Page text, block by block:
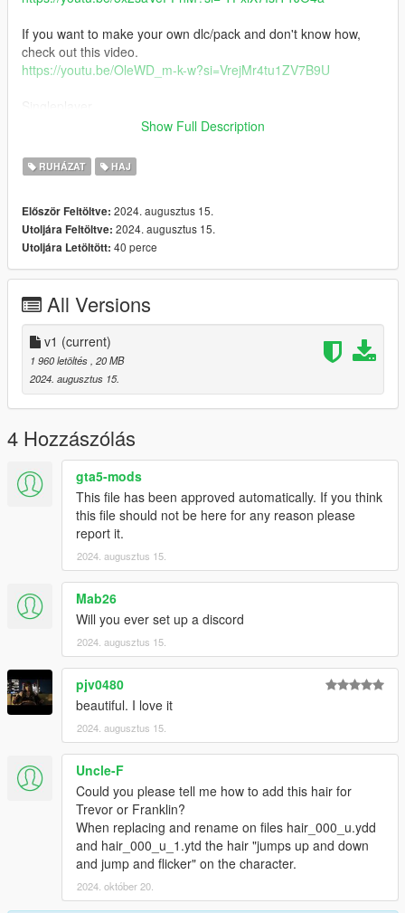
If you want to make your own dlc/pack and don't know how,
check out this video.
https://youtu.be/OleWD_m-k-w?si=VrejMr4tu1ZV7B9U
Open OpenIV "Edit mode" activated
OpenIV>GTAV>x64v.rpf>models>cdimages>streamedpeds_mp
.rpf>mp_f_freemode_01
you can use MpClothes. instructions and download on the
creator's page
https://www.gta5-mods.com/misc/mpclothes-addon-clothing-
slots
Show Full Description
RUHÁZAT HAJ
Először Feltöltve: 2024. augusztus 15.
Utoljára Feltöltve: 2024. augusztus 15.
Utoljára Letöltött: 40 perce
All Versions
v1 (current)
1 960 letöltés , 20 MB
2024. augusztus 15.
4 Hozzászólás
gta5-mods
This file has been approved automatically. If you think
this file should not be here for any reason please
report it.
2024. augusztus 15.
Mab26
Will you ever set up a discord
2024. augusztus 15.
pjv0480
beautiful. I love it
2024. augusztus 15.
Uncle-F
Could you please tell me how to add this hair for
Trevor or Franklin?
When replacing and rename on files hair_000_u.ydd
and hair_000_u_1.ytd the hair "jumps up and down
and jump and flicker" on the character.
2024. október 20.